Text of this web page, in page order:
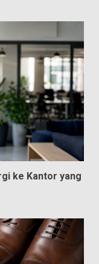
ke Kantor yang